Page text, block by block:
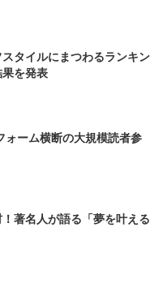
タイルにまつわるランキン
を発表
ォーム横断の大規模読者参
著名人が語る「夢を叶える